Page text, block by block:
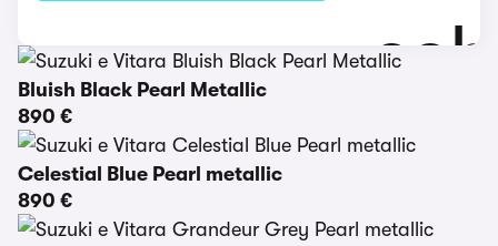
Bluish Black Pearl Metallic
890 €
Celestial Blue Pearl metallic
890 €